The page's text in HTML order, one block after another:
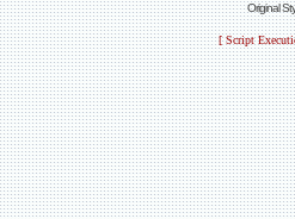
Original
[ Script